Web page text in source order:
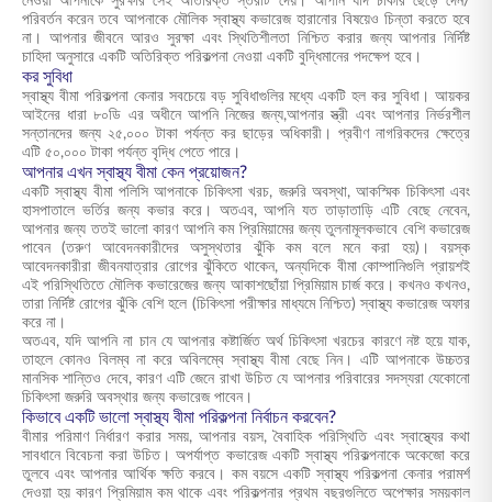
পরিবর্তন করেন তবে আপনাকে মৌলিক স্বাস্থ্য কভারেজ হারানোর বিষয়েও চিন্তা করতে হবে
না। আপনার জীবনে আরও সুরক্ষা এবং স্থিতিশীলতা নিশ্চিত করার জন্য আপনার নির্দিষ্ট
চাহিদা অনুসারে একটি অতিরিক্ত পরিকল্পনা নেওয়া একটি বুদ্ধিমানের পদক্ষেপ হবে।
কর সুবিধা
স্বাস্থ্য বীমা পরিকল্পনা কেনার সবচেয়ে বড় সুবিধাগুলির মধ্যে একটি হল কর সুবিধা। আয়কর
আইনের ধারা ৮০ডি এর অধীনে আপনি নিজের জন্য,আপনার স্ত্রী এবং আপনার নির্ভরশীল
সন্তানদের জন্য ২৫,০০০ টাকা পর্যন্ত কর ছাড়ের অধিকারী। প্রবীণ নাগরিকদের ক্ষেত্রে
এটি ৫০,০০০ টাকা পর্যন্ত বৃদ্ধি পেতে পারে।
আপনার এখন স্বাস্থ্য বীমা কেন প্রয়োজন?
একটি স্বাস্থ্য বীমা পলিসি আপনাকে চিকিৎসা খরচ, জরুরি অবস্থা, আকস্মিক চিকিৎসা এবং
হাসপাতালে ভর্তির জন্য কভার করে। অতএব, আপনি যত তাড়াতাড়ি এটি বেছে নেবেন,
আপনার জন্য ততই ভালো কারণ আপনি কম প্রিমিয়ামের জন্য তুলনামূলকভাবে বেশি কভারেজ
পাবেন (তরুণ আবেদনকারীদের অসুস্থতার ঝুঁকি কম বলে মনে করা হয়)। বয়স্ক
আবেদনকারীরা জীবনযাত্রার রোগের ঝুঁকিতে থাকেন, অন্যদিকে বীমা কোম্পানিগুলি প্রায়শই
এই পরিস্থিতিতে মৌলিক কভারেজের জন্য আকাশছোঁয়া প্রিমিয়াম চার্জ করে। কখনও কখনও,
তারা নির্দিষ্ট রোগের ঝুঁকি বেশি হলে (চিকিৎসা পরীক্ষার মাধ্যমে নিশ্চিত) স্বাস্থ্য কভারেজ অফার
করে না।
অতএব, যদি আপনি না চান যে আপনার কষ্টার্জিত অর্থ চিকিৎসা খরচের কারণে নষ্ট হয়ে যাক,
তাহলে কোনও বিলম্ব না করে অবিলম্বে স্বাস্থ্য বীমা বেছে নিন। এটি আপনাকে উচ্চতর
মানসিক শান্তিও দেবে, কারণ এটি জেনে রাখা উচিত যে আপনার পরিবারের সদস্যরা যেকোনো
চিকিৎসা জরুরি অবস্থার জন্য কভারেজ পাবেন।
কিভাবে একটি ভালো স্বাস্থ্য বীমা পরিকল্পনা নির্বাচন করবেন?
বীমার পরিমাণ নির্ধারণ করার সময়, আপনার বয়স, বৈবাহিক পরিস্থিতি এবং স্বাস্থ্যের কথা
সাবধানে বিবেচনা করা উচিত। অপর্যাপ্ত কভারেজ একটি স্বাস্থ্য পরিকল্পনাকে অকেজো করে
তুলবে এবং আপনার আর্থিক ক্ষতি করবে। কম বয়সে একটি স্বাস্থ্য পরিকল্পনা কেনার পরামর্শ
দেওয়া হয় কারণ প্রিমিয়াম কম থাকে এবং পরিকল্পনার প্রথম বছরগুলিতে অপেক্ষার সময়কাল